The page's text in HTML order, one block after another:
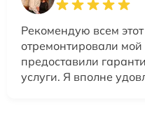
Рекомендую всем
отремонтировали мой
предоставили
услуги. Я вполне